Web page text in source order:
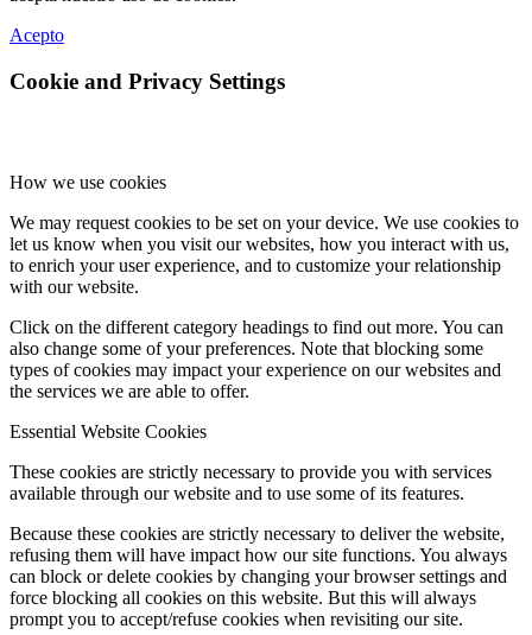
Acepto
Cookie and Privacy Settings
How we use cookies
We may request cookies to be set on your device. We use cookies to
let us know when you visit our websites, how you interact with us,
to enrich your user experience, and to customize your relationship
with our website.
Click on the different category headings to find out more. You can
also change some of your preferences. Note that blocking some
types of cookies may impact your experience on our websites and
the services we are able to offer.
Essential Website Cookies
These cookies are strictly necessary to provide you with services
available through our website and to use some of its features.
Because these cookies are strictly necessary to deliver the website,
refusing them will have impact how our site functions. You always
can block or delete cookies by changing your browser settings and
force blocking all cookies on this website. But this will always
prompt you to accept/refuse cookies when revisiting our site.